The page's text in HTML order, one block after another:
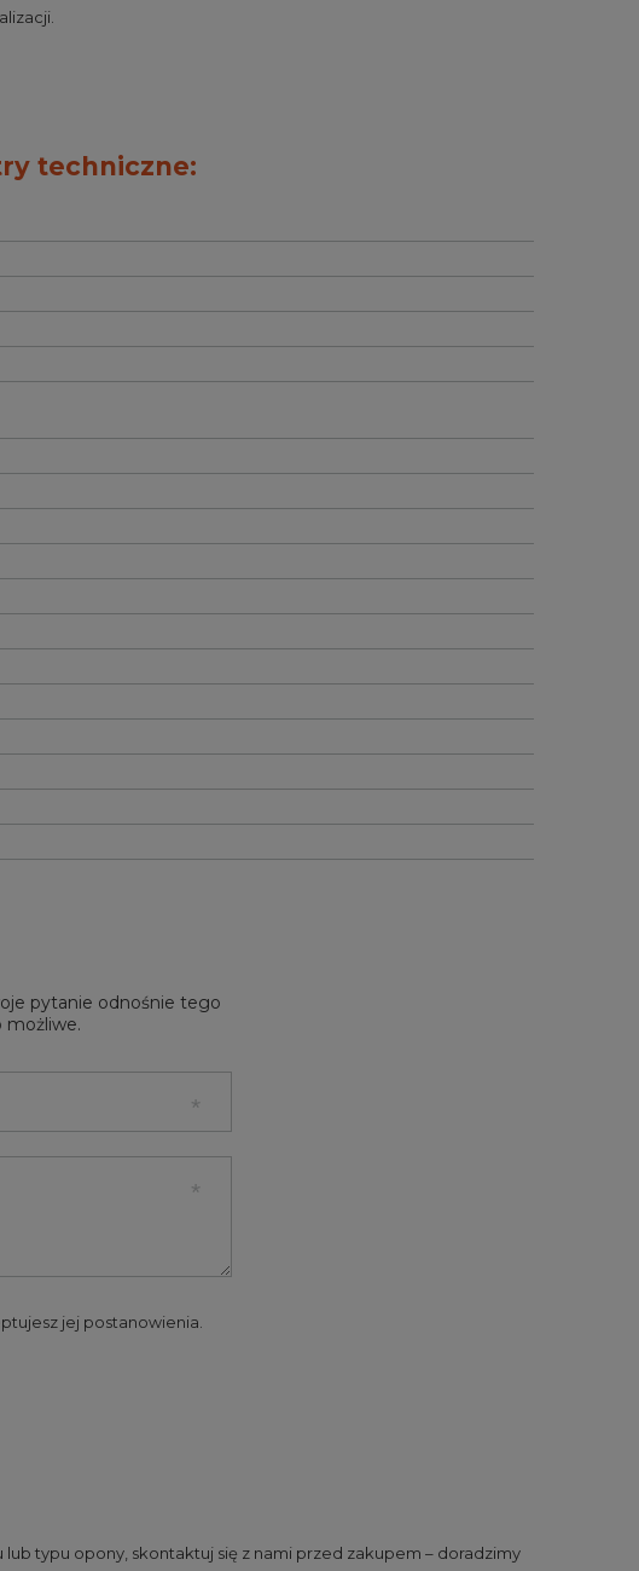
techniczne:
pytanie odnośnie tego
możliwe.
jej postanowienia.
typu opony, skontaktuj się z nami przed zakupem – doradzimy